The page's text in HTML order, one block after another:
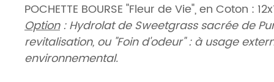
POCHETTE BOURSE "Fleur de Vie", en Coton :
Option: Hydrolat de Sweetgrass sacrée de
revitalisation, ou "Foin d'odeur" : à usage
environnemental.